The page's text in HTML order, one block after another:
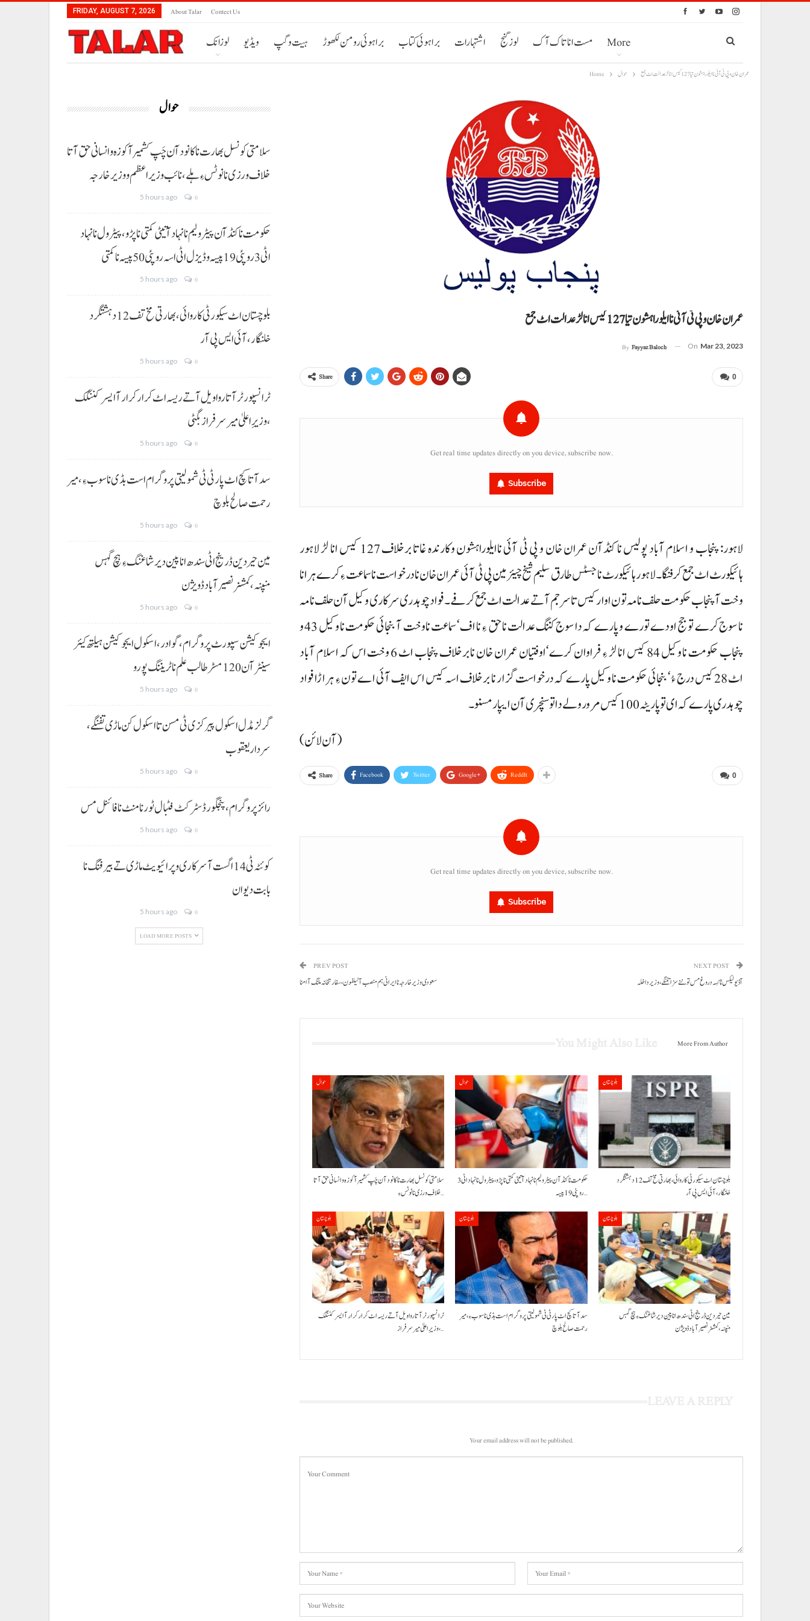
FRIDAY, AUGUST 7, 2026 About Talar Contect Us
لوزانک ویڈیو ہیت و گپ براہوئی رومن لکھوڑ براہوئی کتاب اشتہارات لوز گنج مست انا تاک آک More
Home حوال عمران خان و پی ٹی آئی نا ایلو راہشون تیا 127 کیس انا لڑ عدالت اٹ جمع
عمران خان و پی ٹی آئی نا ایلو راہشون تیا 127 کیس انا لڑ عدالت اٹ جمع
By Fayyaz Baloch On Mar 23, 2023
0
Share
Get real time updates directly on you device, subscribe now.
Subscribe
لاہور: پنجاب و اسلام آباد پولیس نا کنڈآن عمران خان و پی ٹی آئی ناایلوراہشون وکارندہ غاتا برخلاف 127 کیس انا لڑ لاہور
ہائیکورٹ اٹ جمع کرفنگا۔ لاہور ہائیکورٹ نا جسٹس طارق سلیم شیخ چیئرمین پی ٹی آئی عمران خان نا درخواست نا سماعت ءِ کرے ہرانا
وخت آ پنجاب حکومت حلف نامہ تون اوار کیس تا سرجم آتے عدالت اٹ جمع کرفے۔ فواد چوہدری سرکاری وکیل آن حلف نامہ
نا سوج کرے تو جج اودے تورے و پارے کہ دا سوج کننگ عدالت نا حق ءِ نا اف‘ سماعت ناوخت آ بنجائی حکومت نا وکیل 43 و
پنجاب حکومت نا وکیل 84 کیس انا لڑ ءِ فراوان کرے‘اوفتیان عمران خان نا برخلاف پنجاب اٹ 6 وخت اس کہ اسلام آباد
اٹ 28 کیس درج ءُ‘ بنجائی حکومت نا وکیل پارے کہ درخواست گزار نا برخلاف اسہ کیس اس ایف آئی اے تون ءِ ہراڑا فواد
چوہدری پارے کہ ای تو پاریٹہ 100کیس مرور ولے دا تو سنچری آن ایپار مسنو۔
(آن لائن)
0
Share Facebook Twitter Google+ ReddIt
Get real time updates directly on you device, subscribe now.
Subscribe
PREV POST
سعودی وزیر خارجہ نا ایرانی ہم منصب آ ٹیلفون، سفارتخانہ ملنگ آ امنا
NEXT POST
آڈیو لیکس نا کِسہ دروغ مس تو ننے سزا تننگے، وزیر داخلہ
More From Author
حوال
سلامتی کونسل بھارت نا کانود آن چَپ کشمیر آ کوزہ و انسانی حق آتا
خلاف ورزی نا نوٹس ءِ…
حوال
حکومت نا کنڈ آن پیٹرولیم نا نہاد آتیٹی کمتی نا پڑو،پیٹرول نا نہاد اٹی 3
روپئی 19 پیسہ…
بلوچستان
بلوچستان اٹ سیکورٹی کاروائی، بھارتی مخ تف 12 دہشتگرد
خلنگار،آئی ایس پی آر
بلوچستان
ٹرانسپورٹر آتا روا ویل آتے ریسہ اٹ کرار کرار آ ایسر کننگک
،وزیرِ اعلیٰ میر سرفراز…
بلوچستان
سد آتا کچ اٹ پارٹی ٹی شمولیتی پروگرام است بڈی نا سوب ءِ،میر
رحمت صالح بلوچ
بلوچستان
مین حیردین ڈرینج اٹی سندھ انا پین دیر شاغنگ ءِ ہچ گہس
منپنہ،کمشنر نصیرآباد ڈویژن
Your email address will not be published.
حوال
سلامتی کونسل بھارت نا کانود آن چَپ کشمیر آ کوزہ و انسانی حق آتا
خلاف ورزی نا نوٹس ءِ ہلے،نائب وزیراعظم و وزیر خارجہ
5 hours ago 0
حکومت نا کنڈ آن پیٹرولیم نا نہاد آتیٹی کمتی نا پڑو،پیٹرول نا نہاد
اٹی 3 روپئی 19 پیسہ و ڈیزل اٹی اسہ روپئی 50 پیسہ نا کمتی
5 hours ago 0
بلوچستان اٹ سیکورٹی کاروائی، بھارتی مخ تف 12 دہشتگرد
خلنگار،آئی ایس پی آر
5 hours ago 0
ٹرانسپورٹر آتا روا ویل آتے ریسہ اٹ کرار کرار آ ایسر کننگک
،وزیرِ اعلیٰ میر سرفراز بگٹی
5 hours ago 0
سد آتا کچ اٹ پارٹی ٹی شمولیتی پروگرام است بڈی نا سوب ءِ،میر
رحمت صالح بلوچ
5 hours ago 0
مین حیردین ڈرینج اٹی سندھ انا پین دیر شاغنگ ءِ ہچ گہس
منپنہ،کمشنر نصیرآباد ڈویژن
5 hours ago 0
ایجوکیشن سپورٹ پروگرام،گوادر، اسکول ایجوکیشن ہیلتھ کیئر
سینٹر آن 120 مسڑ طالب علم نا ٹریننگ پورو
5 hours ago 0
گرلز مڈل اسکول پیرکزی ٹی مسن تا اسکول کن ماڑی تفنگے،
سردار یعقوب
5 hours ago 0
رائز پروگرام، پنجگور ڈسٹرکٹ فٹبال ٹورنامنٹ نا فائنل مس
5 hours ago 0
کوئٹہ ٹی 14 اگست آ سرکاری و پرائیویٹ ماڑی تے بیرفنگ نا
بابت دیوان
5 hours ago 0
LOAD MORE POSTS